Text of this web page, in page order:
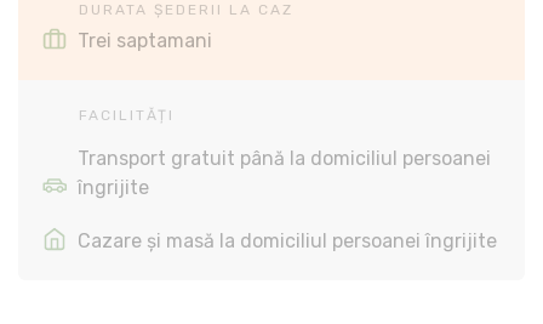
DURATA ȘEDERII LA CAZ
Trei saptamani
FACILITĂȚI
Transport gratuit până la domiciliul persoanei
îngrijite
Cazare și masă la domiciliul persoanei îngrijite